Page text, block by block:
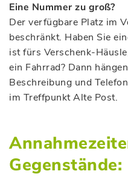
Eine Nummer zu groß?
Der verfügbare Platz im
beschränkt. Haben Sie
ist fürs Verschenk-
ein Fahrrad? Dann
Beschreibung und
im Treffpunkt Alte Post.
Gegenstände: